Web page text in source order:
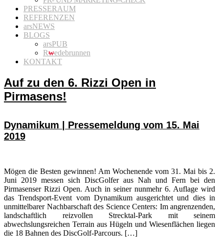
PRESSERAUM
REFERENZEN
arsNEWS
BLOGS
arsPUB
Rwedebrunnen
KONTAKT
Auf zu den 6. Rizzi Open in
Pirmasens!
Dynamikum | Pressemeldung vom 15. Mai
2019
Mögen die Besten gewinnen! Am Wochenende vom 31. Mai bis 2.
Juni 2019 messen sich DiscGolfer aus Nah und Fern bei den
Pirmasenser Rizzi Open. Auch in seiner nunmehr 6. Auflage wird
das Trendsport-Event vom Dynamikum ausgerichtet und dies in
unmittelbarer Nachbarschaft des Science Centers: Im angrenzenden,
landschaftlich reizvollen Strecktal-Park mit seinem
abwechslungsreichen Terrain aus Hügeln und Wiesenflächen liegen
die 18 Bahnen des DiscGolf-Parcours. […]